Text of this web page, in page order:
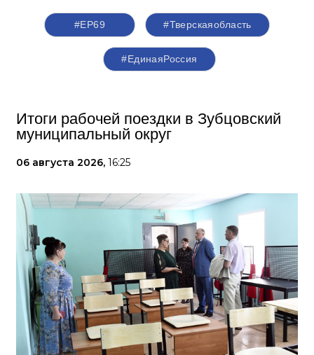
#ЕР69 #Тверскаяобласть
#‎ЕдинаяРоссия
Итоги рабочей поездки в Зубцовский
муниципальный округ
06 августа 2026, 16:25